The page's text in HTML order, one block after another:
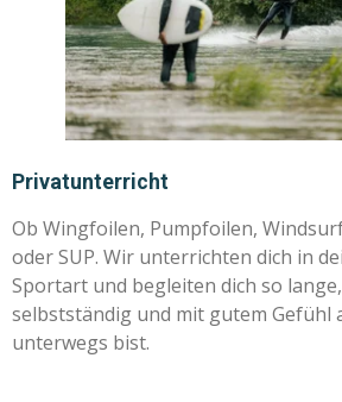
Privatunterricht
Ob Wingfoilen, Pumpfoilen,
oder SUP. Wir unterrichten dich in
Sportart und begleiten dich so
selbstständig und mit gutem Gefühl
unterwegs bist.